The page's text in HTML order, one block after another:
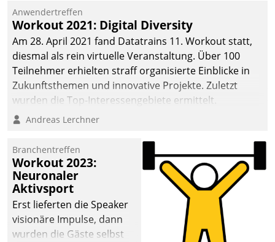
Cloud-Strategien und -
Lösungen mit hohem
Zukunftspotenzial.
Anwendertreffen
Workout 2021: Digital Diversity
Am 28. April 2021 fand Datatrains 11. Workout statt,
diesmal als rein virtuelle Veranstaltung. Über 100
Teilnehmer erhielten straff organisierte Einblicke in
Zukunftsthemen und innovative Projekte. Zuletzt
wurden die Top-Interessengebiete ermittelt.
Andreas Lerchner
Branchentreffen
Workout 2023:
Neuronaler
Aktivsport
Erst lieferten die Speaker
visionäre Impulse, dann
wurden die Gäste selbst